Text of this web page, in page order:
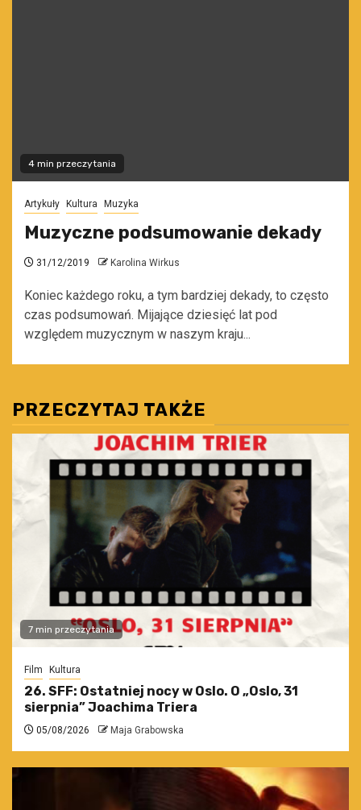
4 min przeczytania
Artykuły Kultura Muzyka
Muzyczne podsumowanie dekady
31/12/2019 Karolina Wirkus
Koniec każdego roku, a tym bardziej dekady, to często
czas podsumowań. Mijające dziesięć lat pod
względem muzycznym w naszym kraju...
PRZECZYTAJ TAKŻE
7 min przeczytania
Film Kultura
26. SFF: Ostatniej nocy w Oslo. O „Oslo, 31
sierpnia” Joachima Triera
05/08/2026 Maja Grabowska